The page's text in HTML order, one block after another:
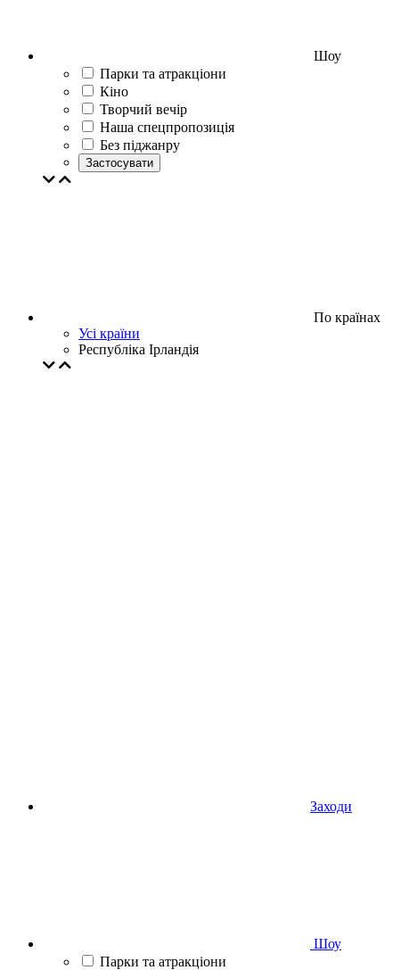
Шоу
Парки та атракціони
Кіно
Творчий вечір
Наша спецпропозиція
Без піджанру
Застосувати
По країнах
Усі країни
Республіка Ірландія
Заходи
Шоу
Парки та атракціони